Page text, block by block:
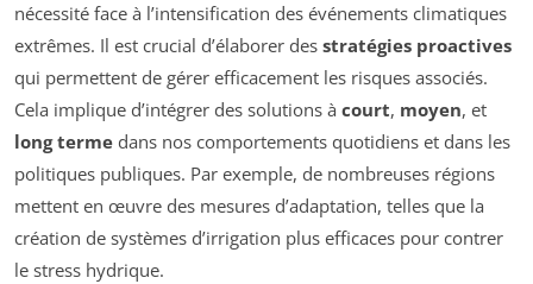
nécessité face à l’intensification des événements climatiques
extrêmes. Il est crucial d’élaborer des stratégies proactives
qui permettent de gérer efficacement les risques associés.
Cela implique d’intégrer des solutions à court, moyen, et
long terme dans nos comportements quotidiens et dans les
politiques publiques. Par exemple, de nombreuses régions
mettent en œuvre des mesures d’adaptation, telles que la
création de systèmes d’irrigation plus efficaces pour contrer
le stress hydrique.